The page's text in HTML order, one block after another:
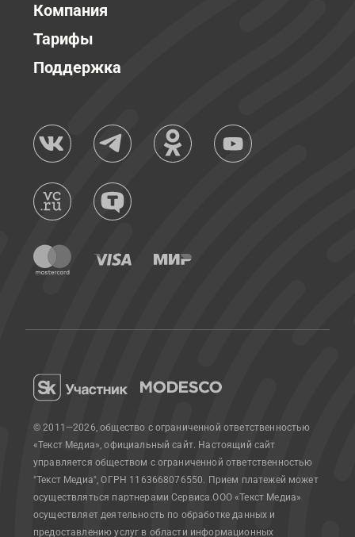
Компания
Тарифы
Поддержка
© 2011—2026, общество с ограниченной ответственностью
«Текст Медиа», официальный сайт. Настоящий сайт
управляется обществом с ограниченной ответственностью
"Текст Медиа", ОГРН 1163668076550. Прием платежей может
осуществляться партнерами Сервиса.ООО «Текст Медиа»
осуществляет деятельность по обработке данных и
предоставлению услуг в области информационных